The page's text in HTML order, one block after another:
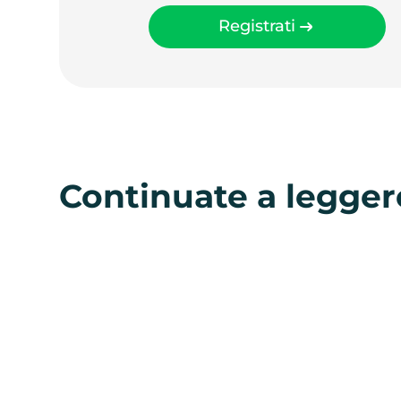
Registrati
Continuate a